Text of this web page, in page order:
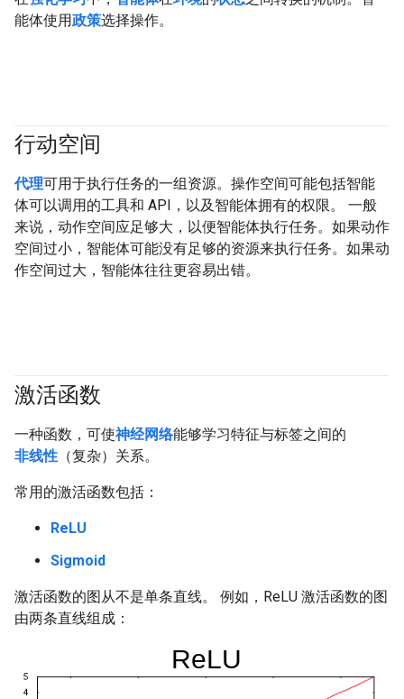
能体使用政策选择操作。
行动空间
代理可用于执行任务的一组资源。操作空间可能包括智能
体可以调用的工具和 API，以及智能体拥有的权限。 一般
来说，动作空间应足够大，以便智能体执行任务。如果动作
空间过小，智能体可能没有足够的资源来执行任务。如果动
作空间过大，智能体往往更容易出错。
激活函数
一种函数，可使神经网络能够学习特征与标签之间的
非线性 （复杂）关系。
常用的激活函数包括：
ReLU
Sigmoid
激活函数的图从不是单条直线。 例如，ReLU 激活函数的图
由两条直线组成：